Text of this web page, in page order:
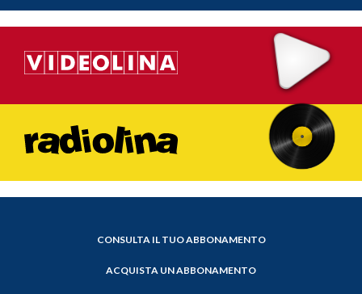
CONSULTA IL TUO ABBONAMENTO
ACQUISTA UN ABBONAMENTO